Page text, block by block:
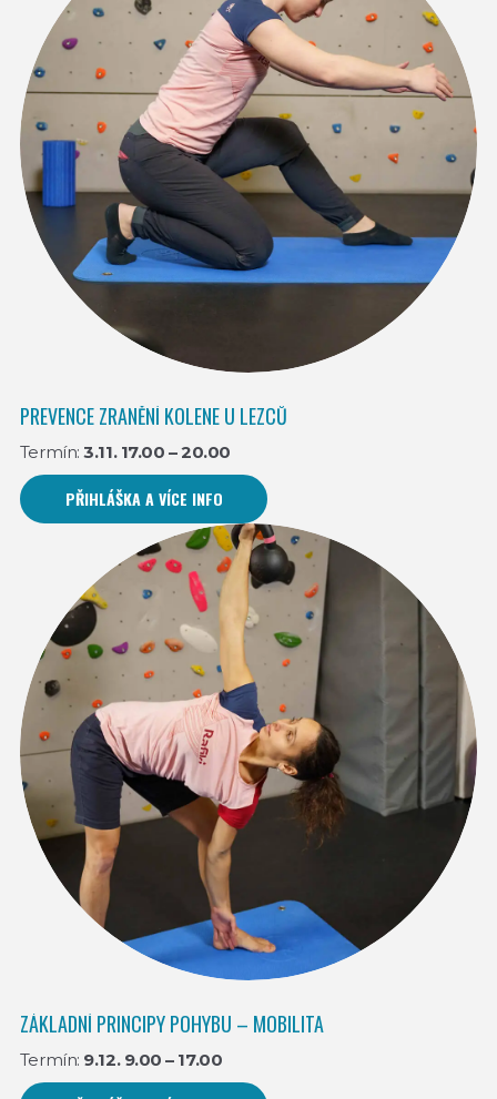
PREVENCE ZRANĚNÍ KOLENE U LEZCŮ
Termín:3.11. 17.00 – 20.00
PŘIHLÁŠKA A VÍCE INFO
ZÁKLADNÍ PRINCIPY POHYBU – MOBILITA
Termín: 9.12. 9.00 – 17.00